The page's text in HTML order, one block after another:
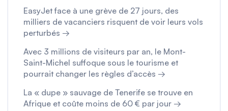
EasyJet face à une grève de 27 jours, des
milliers de vacanciers risquent de voir leurs vols
perturbés →
Avec 3 millions de visiteurs par an, le Mont-
Saint-Michel suffoque sous le tourisme et
pourrait changer les règles d’accès →
La « dupe » sauvage de Tenerife se trouve en
Afrique et coûte moins de 60 € par jour →